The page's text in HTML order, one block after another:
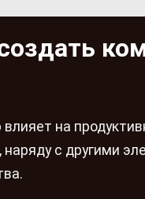
на
с другими